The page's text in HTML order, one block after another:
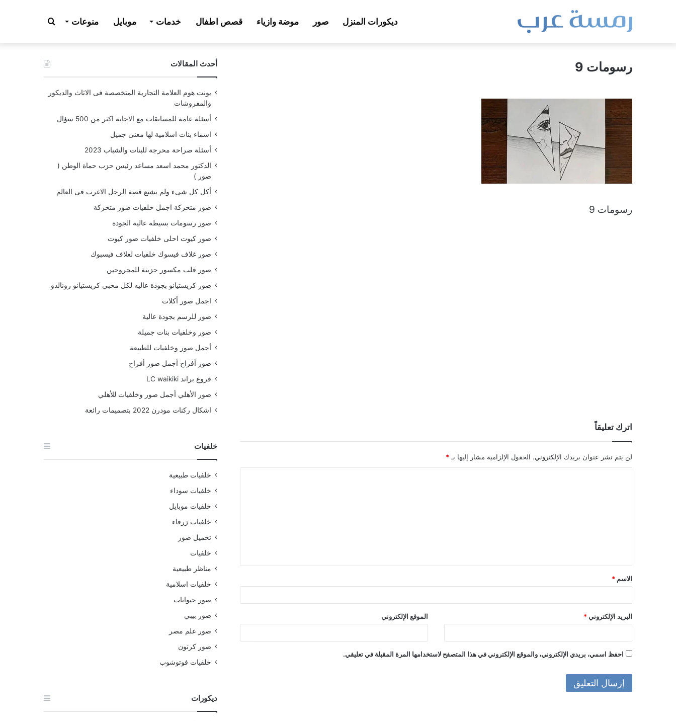
ديكورات المنزل صور موضة وازياء قصص اطفال خدمات موبايل منوعات بحث
عن رسومات 9
رسومات 9
اترك تعليقاً
لن يتم نشر عنوان بريدك الإلكتروني. الحقول الإلزامية مشار إليها بـ *
ق
*
الاسم *
البريد الإلكتروني * الموقع الإلكتروني
احفظ اسمي، بريدي الإلكتروني، والموقع الإلكتروني في هذا المتصفح لاستخدامها المرة المقبلة في تعليقي.
أحدث المقالات
بونت هوم العلامة التجارية المتخصصة فى الاثاث والديكور
والمفروشات
أسئلة عامة للمسابقات مع الاجابة اكثر من 500 سؤال
اسماء بنات اسلامية لها معنى جميل
أسئلة صراحة محرجة للبنات والشباب 2023
الدكتور محمد اسعد مساعد رئيس حزب حماة الوطن (
صور )
أكل كل شىء ولم يشبع قصة الرجل الاغرب فى العالم
صور متحركة اجمل خلفيات صور متحركة
صور رسومات بسيطه عاليه الجودة
صور كيوت احلى خلفيات صور كيوت
صور غلاف فيسوك خلفيات لغلاف فيسبوك
صور قلب مكسور حزينة للمجروحين
صور كريستيانو بجودة عاليه لكل محبي كريستيانو رونالدو
اجمل صور أكلات
صور للرسم بجودة عالية
صور وخلفيات بنات جميلة
أجمل صور وخلفيات للطبيعة
صور أفراح أجمل صور أفراح
فروع براند LC waikiki
صور الأهلي أجمل صور وخلفيات للأهلي
اشكال ركنات مودرن 2022 بتصميمات رائعة
خلفيات
خلفيات طبيعية
خلفيات سوداء
خلفيات موبايل
خلفيات زرقاء
تحميل صور
خلفيات
مناظر طبيعية
خلفيات اسلامية
صور حيوانات
صور بيبي
صور علم مصر
صور كرتون
خلفيات فوتوشوب
ديكورات